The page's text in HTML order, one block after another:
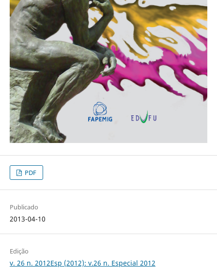
PDF
Publicado
2013-04-10
Edição
v. 26 n. 2012Esp (2012): v.26 n. Especial 2012